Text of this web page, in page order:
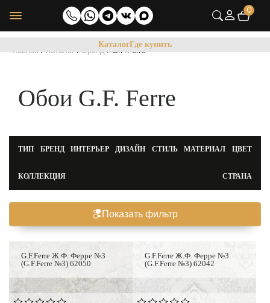
0
КаталогГде купить
Главная/Каталог/Бренд/G.F.Ferre
Обои G.F. Ferre
ТИП БРЕНД ИНТЕРЬЕР ДИЗАЙН СТИЛЬ МАТЕРИАЛ ЦВЕТ
КОЛЛЕКЦИЯ СТРАНА
Показать фильтр
G.F.Ferre Ж.Ф. Ферре №3
(G.F.Ferre №3) 62050
G.F.Ferre Ж.Ф. Ферре №3
(G.F.Ferre №3) 62042